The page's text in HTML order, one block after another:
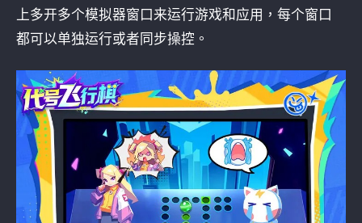
上多开多个模拟器窗口来运行游戏和应用，每个窗口
都可以单独运行或者同步操控。